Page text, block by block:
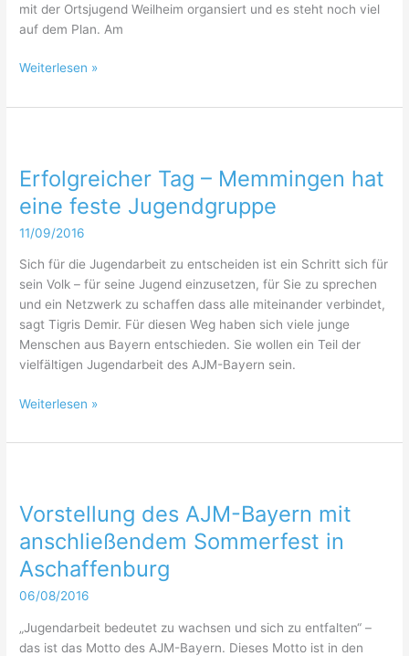
mit der Ortsjugend Weilheim organsiert und es steht noch viel
auf dem Plan. Am
Der
in
der
Assyrischen
Ortsjugend
München
Vorstandswahlen
Weiterlesen »
Erfolgreicher Tag – Memmingen hat
eine feste Jugendgruppe
11/09/2016
Sich für die Jugendarbeit zu entscheiden ist ein Schritt sich für
sein Volk – für seine Jugend einzusetzen, für Sie zu sprechen
und ein Netzwerk zu schaffen dass alle miteinander verbindet,
sagt Tigris Demir. Für diesen Weg haben sich viele junge
Menschen aus Bayern entschieden. Sie wollen ein Teil der
vielfältigen Jugendarbeit des AJM-Bayern sein.
Erfolgreicher
–
eine
feste
Jugendgruppe
Weiterlesen »
Vorstellung des AJM-Bayern mit
anschließendem Sommerfest in
Aschaffenburg
06/08/2016
„Jugendarbeit bedeutet zu wachsen und sich zu entfalten“ –
das ist das Motto des AJM-Bayern. Dieses Motto ist in den